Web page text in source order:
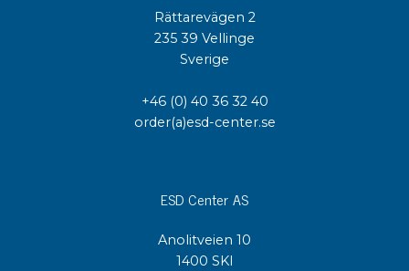
Rättarevägen 2
235 39 Vellinge
Sverige
+46 (0) 40 36 32 40
order(a)esd-center.se
ESD Center AS
Anolitveien 10
1400 SKI